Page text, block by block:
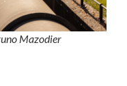
Mazodier